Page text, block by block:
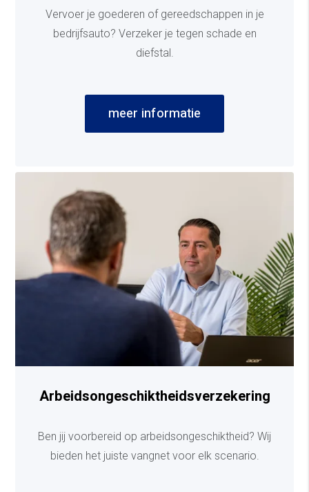
Vervoer je goederen of gereedschappen in je
bedrijfsauto? Verzeker je tegen schade en
diefstal.
meer informatie
Arbeidsongeschiktheidsverzekering
Ben jij voorbereid op arbeidsongeschiktheid? Wij
bieden het juiste vangnet voor elk scenario.